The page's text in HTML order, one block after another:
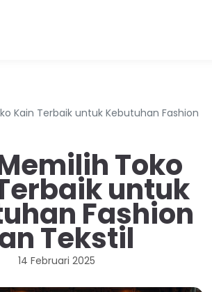
Kain Terbaik untuk Kebutuhan Fashion
Toko
untuk
Fashion
Tekstil
14 Februari 2025